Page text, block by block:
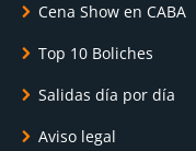
Cena Show en CABA
Top 10 Boliches
Salidas día por día
Aviso legal